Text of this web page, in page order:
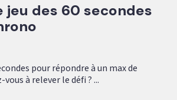
jeu des 60 secondes
pour répondre à un max de
à relever le défi ? ...